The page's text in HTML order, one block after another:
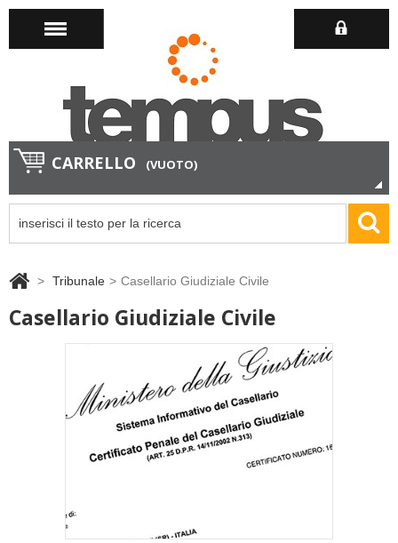
CARRELLO (VUOTO)
> Tribunale > Casellario Giudiziale Civile
Casellario Giudiziale Civile